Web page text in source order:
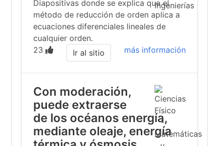
Diapositivas donde se explica que el
método de reducción de orden aplica a
ecuaciones diferenciales lineales de
cualquier orden.
23
más información
Ir al sitio
Con moderación,
puede extraerse
de los océanos energía,
mediante oleaje, energía